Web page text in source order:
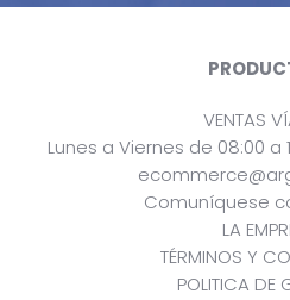
VENTAS
Lunes a Viernes de 08:00 a
Comuníquese
LA
TÉRMINOS Y
POLITICA DE